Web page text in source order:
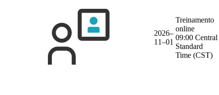
2026–
11–01
Treinamento
online
09:00 Central
Standard
Time (CST)